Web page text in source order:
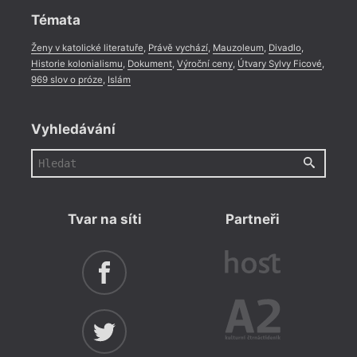
Témata
Ženy v katolické literatuře, Právě vychází, Mauzoleum, Divadlo,
Historie kolonialismu, Dokument, Výroční ceny, Útvary Sylvy Ficové,
969 slov o próze, Islám
Vyhledávání
Tvar na síti Partneři